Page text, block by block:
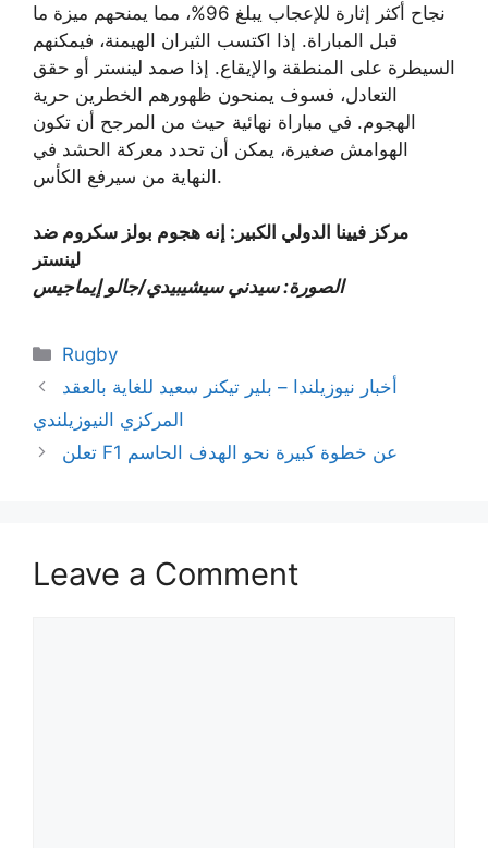
نجاح أكثر إثارة للإعجاب يبلغ 96%، مما يمنحهم ميزة ما
قبل المباراة. إذا اكتسب الثيران الهيمنة، فيمكنهم
السيطرة على المنطقة والإيقاع. إذا صمد لينستر أو حقق
التعادل، فسوف يمنحون ظهورهم الخطرين حرية
الهجوم. في مباراة نهائية حيث من المرجح أن تكون
الهوامش صغيرة، يمكن أن تحدد معركة الحشد في
النهاية من سيرفع الكأس.
مركز فيينا الدولي الكبير: إنه هجوم بولز سكروم ضد
لينستر
الصورة: سيدني سيشيبيدي/جالو إيماجيس
Categories
Rugby
أخبار نيوزيلندا – بلير تيكنر سعيد للغاية بالعقد
المركزي النيوزيلندي
تعلن F1 عن خطوة كبيرة نحو الهدف الحاسم
Leave a Comment